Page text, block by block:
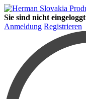
Sie sind nicht eingeloggt
Anmeldung Registrieren